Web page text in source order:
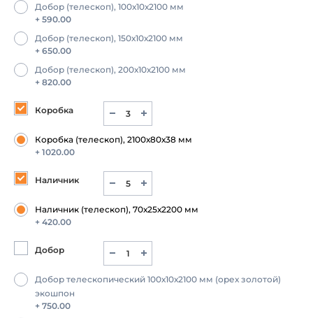
Добор (телескоп), 100х10х2100 мм
+ 590.00
Добор (телескоп), 150х10х2100 мм
+ 650.00
Добор (телескоп), 200х10х2100 мм
+ 820.00
Коробка
Коробка (телескоп), 2100х80х38 мм
+ 1020.00
Наличник
Наличник (телескоп), 70х25х2200 мм
+ 420.00
Добор
Добор телескопический 100х10х2100 мм (орех золотой)
экошпон
+ 750.00